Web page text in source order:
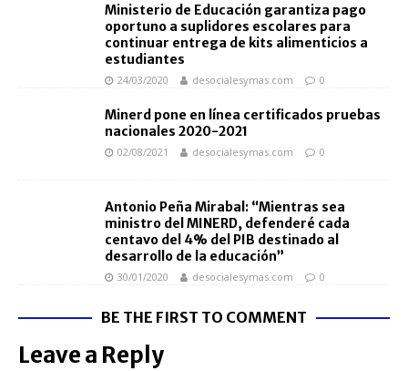
Ministerio de Educación garantiza pago
oportuno a suplidores escolares para
continuar entrega de kits alimenticios a
estudiantes
24/03/2020 desocialesymas.com 0
Minerd pone en línea certificados pruebas
nacionales 2020-2021
02/08/2021 desocialesymas.com 0
Antonio Peña Mirabal: “Mientras sea
ministro del MINERD, defenderé cada
centavo del 4% del PIB destinado al
desarrollo de la educación”
30/01/2020 desocialesymas.com 0
BE THE FIRST TO COMMENT
Leave a Reply